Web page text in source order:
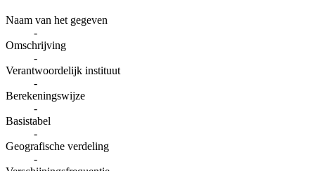
Naam van het gegeven
-
Omschrijving
-
Verantwoordelijk instituut
-
Berekeningswijze
-
Basistabel
-
Geografische verdeling
-